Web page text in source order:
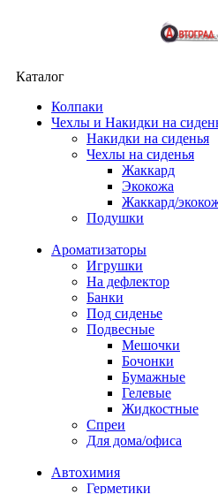
Каталог
Колпаки
Чехлы и Накидки на
Накидки на сиденья
Чехлы на сиденья
Жаккард
Экокожа
Жаккард/
Подушки
Ароматизаторы
Игрушки
На дефлектор
Банки
Под сиденье
Подвесные
Мешочки
Бочонки
Бумажные
Гелевые
Жидкостные
Спреи
Для дома/офиса
Автохимия
Герметики